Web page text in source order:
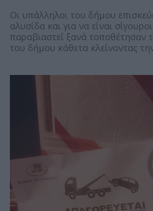
Οι υπάλληλοι του δήμου
αλυσίδα και για να είναι
παραβιαστεί ξανά τοποθέτησαν
του δήμου κάθετα κλείνοντας